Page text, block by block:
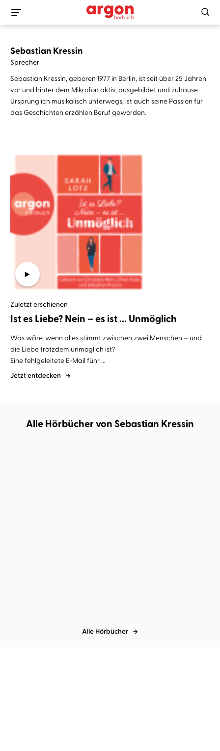
Sebastian Kressin
Sprecher
Sebastian Kressin, geboren 1977 in Berlin, ist seit über 25 Jahren
vor und hinter dem Mikrofon aktiv, ausgebildet und zuhause.
Ursprünglich musikalisch unterwegs, ist auch seine Passion für
das Geschichten erzählen Beruf geworden.
Zuletzt erschienen
Ist es Liebe? Nein – es ist ... Unmöglich
Was wäre, wenn alles stimmt zwischen zwei Menschen – und
die Liebe trotzdem unmöglich ist?
Eine fehlgeleitete E-Mail führ ...
Jetzt entdecken
Alle Hörbücher von Sebastian Kressin
Alle Hörbücher